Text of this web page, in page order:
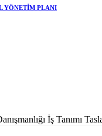
YÖNETİM PLANI